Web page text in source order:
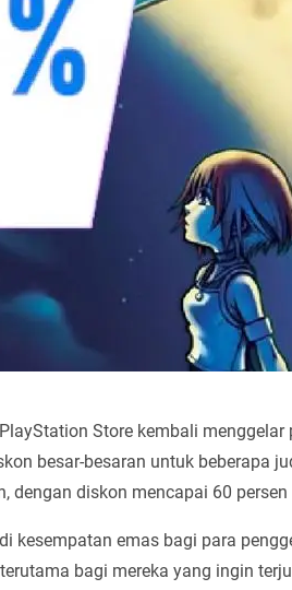
Store kembali
besar-besaran untuk beberapa
dengan diskon mencapai 60
kesempatan emas bagi para
bagi mereka yang ingin